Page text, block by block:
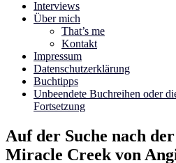
Interviews
Über mich
That’s me
Kontakt
Impressum
Datenschutzerklärung
Buchtipps
Unbeendete Buchreihen oder
Fortsetzung
Auf der Suche nach
Miracle Creek von